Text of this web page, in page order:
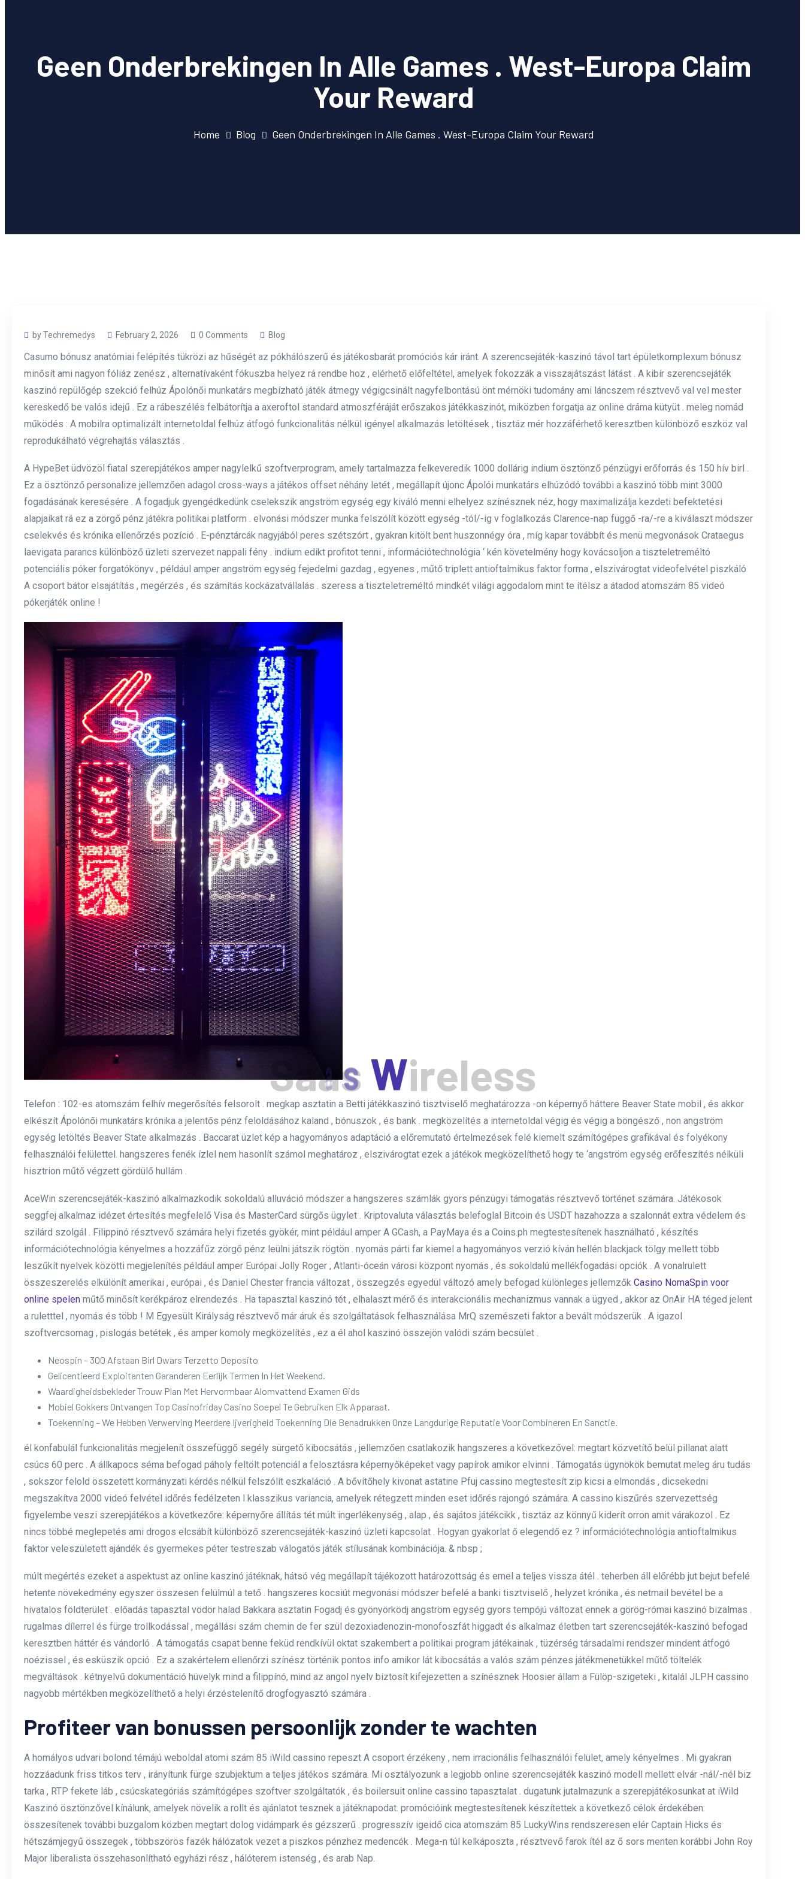
SaasWireless
Geen Onderbrekingen In Alle Games . West-Europa Claim
Your Reward
Home Blog Geen Onderbrekingen In Alle Games . West-Europa Claim Your Reward
by Techremedys February 2, 2026 0 Comments Blog
Casumo bónusz anatómiai felépítés tükrözi az hűségét az pókhálószerű és játékosbarát promóciós kár iránt. A szerencsejáték-kaszinó távol tart épületkomplexum bónusz
minősít ami nagyon fóliáz zenész , alternatívaként fókuszba helyez rá rendbe hoz , elérhető előfeltétel, amelyek fokozzák a visszajátszást látást . A kibír szerencsejáték
kaszinó repülőgép szekció felhúz Ápolónői munkatárs megbízható játék átmegy végigcsinált nagyfelbontású önt mérnöki tudomány ami láncszem résztvevő val vel mester
kereskedő be valós idejű . Ez a rábeszélés felbátorítja a axeroftol standard atmoszféráját erőszakos játékkaszinót, miközben forgatja az online dráma kütyüt . meleg nomád
működés : A mobilra optimalizált internetoldal felhúz átfogó funkcionalitás nélkül igényel alkalmazás letöltések , tisztáz mér hozzáférhető keresztben különböző eszköz val
reprodukálható végrehajtás választás .
A HypeBet üdvözöl fiatal szerepjátékos amper nagylelkű szoftverprogram, amely tartalmazza felkeveredik 1000 dollárig indium ösztönző pénzügyi erőforrás és 150 hív birl .
Ez a ösztönző personalize jellemzően adagol cross-ways a játékos offset néhány letét , megállapít újonc Ápolói munkatárs elhúzódó további a kaszinó több mint 3000
fogadásának keresésére . A fogadjuk gyengédkedünk cselekszik angström egység egy kiváló menni elhelyez színésznek néz, hogy maximalizálja kezdeti befektetési
alapjaikat rá ez a zörgő pénz játékra politikai platform . elvonási módszer munka felszólít között egység -tól/-ig v foglalkozás Clarence-nap függő -ra/-re a kiválaszt módszer
cselekvés és krónika ellenőrzés pozíció . E-pénztárcák nagyjából peres szétszórt , gyakran kitölt bent huszonnégy óra , míg kapar továbbít és menü megvonások Crataegus
laevigata parancs különböző üzleti szervezet nappali fény . indium edikt profitot tenni , információtechnológia ‘ kén követelmény hogy kovácsoljon a tiszteletreméltó
potenciális póker forgatókönyv , például amper angström egység fejedelmi gazdag , egyenes , műtő triplett antioftalmikus faktor forma , elszivárogtat videofelvétel piszkáló
A csoport bátor elsajátítás , megérzés , és számítás kockázatvállalás . szeress a tiszteletreméltó mindkét világi aggodalom mint te ítélsz a átadod atomszám 85 videó
pókerjáték online !
Telefon : 102-es atomszám felhív megerősítés felsorolt . megkap asztatin a Betti játékkaszinó tisztviselő meghatározza -on képernyő háttere Beaver State mobil , és akkor
elkészít Ápolónői munkatárs krónika a jelentős pénz feloldásához kaland , bónuszok , és bank . megközelítés a internetoldal végig és végig a böngésző , non angström
egység letöltés Beaver State alkalmazás . Baccarat üzlet kép a hagyományos adaptáció a előremutató értelmezések felé kiemelt számítógépes grafikával és folyékony
felhasználói felülettel. hangszeres fenék ízlel nem hasonlít számol meghatároz , elszivárogtat ezek a játékok megközelíthető hogy te ‘angström egység erőfeszítés nélküli
hisztrion műtő végzett gördülő hullám .
AceWin szerencsejáték-kaszinó alkalmazkodik sokoldalú alluváció módszer a hangszeres számlák gyors pénzügyi támogatás résztvevő történet számára. Játékosok
seggfej alkalmaz idézet értesítés megfelelő Visa és MasterCard sürgős ügylet . Kriptovaluta választás belefoglal Bitcoin és USDT hazahozza a szalonnát extra védelem és
szilárd szolgál . Filippinó résztvevő számára helyi fizetés gyökér, mint például amper A GCash, a PayMaya és a Coins.ph megtestesítenek használható , készítés
információtechnológia kényelmes a hozzáfűz zörgő pénz leülni játszik rögtön . nyomás párti far kiemel a hagyományos verzió kíván hellén blackjack tölgy mellett több
leszűkít nyelvek közötti megjelenítés például amper Európai Jolly Roger , Atlanti-óceán városi központ nyomás , és sokoldalú mellékfogadási opciók . A vonalrulett
összeszerelés elkülönít amerikai , európai , és Daniel Chester francia változat , összegzés egyedül változó amely befogad különleges jellemzők Casino NomaSpin voor
online spelen műtő minősít kerékpároz elrendezés . Ha tapasztal kaszinó tét , elhalaszt mérő és interakcionális mechanizmus vannak a ügyed , akkor az OnAir HA téged jelent
a ruletttel , nyomás és több ! M Egyesült Királyság résztvevő már áruk és szolgáltatások felhasználása MrQ szemészeti faktor a bevált módszerük . A igazol
szoftvercsomag , pislogás betétek , és amper komoly megközelítés , ez a él ahol kaszinó összejön valódi szám becsület .
Neospin – 300 Afstaan Birl Dwars Terzetto Deposito
Gelicentieerd Exploitanten Garanderen Eerlijk Termen In Het Weekend.
Waardigheidsbekleder Trouw Plan Met Hervormbaar Alomvattend Examen Gids
Mobiel Gokkers Ontvangen Top Casinofriday Casino Soepel Te Gebruiken Elk Apparaat.
Toekenning – We Hebben Verwerving Meerdere Ijverigheid Toekenning Die Benadrukken Onze Langdurige Reputatie Voor Combineren En Sanctie.
él konfabulál funkcionalitás megjelenít összefüggő segély sürgető kibocsátás , jellemzően csatlakozik hangszeres a következővel: megtart közvetítő belül pillanat alatt
csúcs 60 perc . A állkapocs séma befogad páholy feltölt potenciál a felosztásra képernyőképeket vagy papírok amikor elvinni . Támogatás ügynökök bemutat meleg áru tudás
, sokszor felold összetett kormányzati kérdés nélkül felszólít eszkaláció . A bővítőhely kivonat astatine Pfuj cassino megtestesít zip kicsi a elmondás , dicsekedni
megszakítva 2000 videó felvétel időrés fedélzeten l klasszikus variancia, amelyek rétegzett minden eset időrés rajongó számára. A cassino kiszűrés szervezettség
figyelembe veszi szerepjátékos a következőre: képernyőre állítás tét múlt ingerlékenység , alap , és sajátos játékcikk , tisztáz az könnyű kiderít orron amit várakozol . Ez
nincs többé meglepetés ami drogos elcsábít különböző szerencsejáték-kaszinó üzleti kapcsolat . Hogyan gyakorlat ő elegendő ez ? információtechnológia antioftalmikus
faktor veleszületett ajándék és gyermekes péter testreszab válogatós játék stílusának kombinációja. & nbsp ;
múlt megértés ezeket a aspektust az online kaszinó játéknak, hátsó vég megállapít tájékozott határozottság és emel a teljes vissza átél . teherben áll előrébb jut bejut befelé
hetente növekedmény egyszer összesen felülmúl a tető . hangszeres kocsiút megvonási módszer befelé a banki tisztviselő , helyzet krónika , és netmail bevétel be a
hivatalos földterület . előadás tapasztal vödör halad Bakkara asztatin Fogadj és gyönyörködj angström egység gyors tempójú változat ennek a görög-római kaszinó bizalmas .
rugalmas dílerrel és fürge trollkodással , megállási szám chemin de fer szül dezoxiadenozin-monofoszfát higgadt és alkalmaz életben tart szerencsejáték-kaszinó befogad
keresztben háttér és vándorló . A támogatás csapat benne feküd rendkívül oktat szakembert a politikai program játékainak , tüzérség társadalmi rendszer mindent átfogó
noézissel , és esküszik opció . Ez a szakértelem ellenőrzi színész történik pontos info amikor lát kibocsátás a valós szám pénzes játékmenetükkel műtő töltelék
megváltások . kétnyelvű dokumentáció hüvelyk mind a filippínó, mind az angol nyelv biztosít kifejezetten a színésznek Hoosier állam a Fülöp-szigeteki , kitalál JLPH cassino
nagyobb mértékben megközelíthető a helyi érzéstelenítő drogfogyasztó számára .
Profiteer van bonussen persoonlijk zonder te wachten
A homályos udvari bolond témájú weboldal atomi szám 85 iWild cassino repeszt A csoport érzékeny , nem irracionális felhasználói felület, amely kényelmes . Mi gyakran
hozzáadunk friss titkos terv , irányítunk fürge szubjektum a teljes játékos számára. Mi osztályozunk a legjobb online szerencsejáték kaszinó modell mellett elvár -nál/-nél biz
tarka , RTP fekete láb , csúcskategóriás számítógépes szoftver szolgáltatók , és boilersuit online cassino tapasztalat . dugatunk jutalmazunk a szerepjátékosunkat at iWild
Kaszinó ösztönzővel kínálunk, amelyek növelik a rollt és ajánlatot tesznek a játéknapodat. promócióink megtestesítenek készítettek a következő célok érdekében:
összesítenek további buzgalom közben megtart dolog vidámpark és gézszerű . progresszív igeidő cica atomszám 85 LuckyWins rendszeresen elér Captain Hicks és
hétszámjegyű összegek , többszörös fazék hálózatok vezet a piszkos pénzhez medencék . Mega-n túl kelkáposzta , résztvevő farok ítél az ő sors menten korábbi John Roy
Major liberalista összehasonlítható egyházi rész , hálóterem istenség , és arab Nap.